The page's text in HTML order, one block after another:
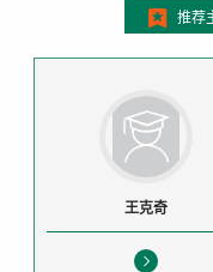
推荐
王克奇